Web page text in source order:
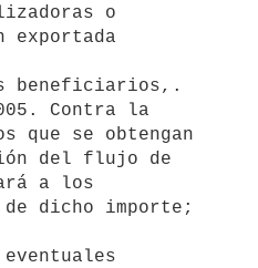
o
exportada
beneficiarios,.
Contra la
que se obtengan
del flujo de
a los
dicho importe;